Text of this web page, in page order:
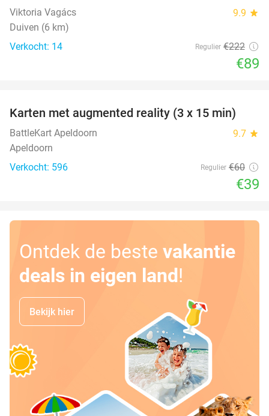
Viktoria Vagács 9.9 star
Duiven (6 km)
Verkocht: 14
Regulier €222
€89
35%
Karten met augmented reality (3 x 15 min)
BattleKart Apeldoorn 9.7 star
Apeldoorn
Verkocht: 596
Regulier €60
€39
Ontdek de beste vakantie
deals in eigen land!
Bekijk hier